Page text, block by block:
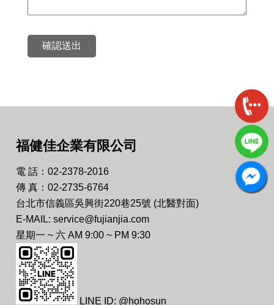
確認送出
福健佳企業有限公司
電 話：02-2378-2016
傳 真：02-2735-6764
台北市信義區吳興街220巷25號 (北醫對面)
E-MAIL: service@fujianjia.com
星期一 ~ 六 AM 9:00 ~ PM 9:30
LINE ID: @hohosun